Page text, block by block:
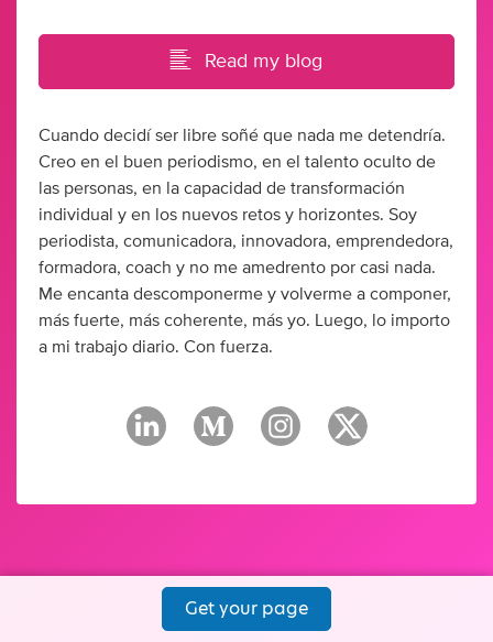
Read my blog
Cuando decidí ser libre soñé que nada me detendría.
Creo en el buen periodismo, en el talento oculto de
las personas, en la capacidad de transformación
individual y en los nuevos retos y horizontes. Soy
periodista, comunicadora, innovadora, emprendedora,
formadora, coach y no me amedrento por casi nada.
Me encanta descomponerme y volverme a componer,
más fuerte, más coherente, más yo. Luego, lo importo
a mi trabajo diario. Con fuerza.
Get your page